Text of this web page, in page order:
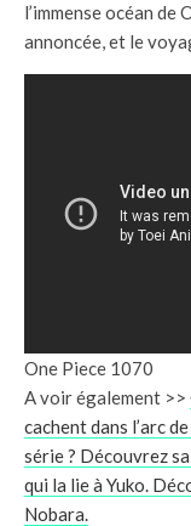
l’immense océan de
annoncée, et le
One Piece 1070
A voir également >>
cachent dans l’arc
série ? Découvrez
qui la lie à Yuko.
Nobara.